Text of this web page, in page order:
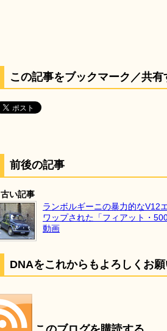
この記事をブックマーク／共有
前後の記事
古い記事
ランボルギーニの暴力的なV12
ワップされた「フィアット・
動画
DNAをこれからもよろしくお願